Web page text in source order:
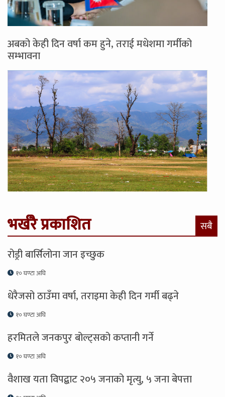
अबको केही दिन वर्षा कम हुने, तराई मधेशमा गर्मीको
सम्भावना
भर्खरै प्रकाशित सबै
रोड्री बार्सिलोना जान इच्छुक
१० घण्टा अघि
धेरैजसो ठाउँमा वर्षा, तराइमा केही दिन गर्मी बढ्ने
१० घण्टा अघि
हरमितले जनकपुर बोल्ट्सको कप्तानी गर्ने
१० घण्टा अघि
वैशाख यता विपद्बाट २०५ जनाको मृत्यु, ५ जना बेपत्ता